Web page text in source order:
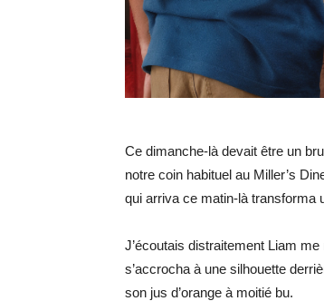
Ce dimanche-là devait être un
notre coin habituel au Miller’s
qui arriva ce matin-là transforma
J’écoutais distraitement Liam
s’accrocha à une silhouette
son jus d’orange à moitié bu.